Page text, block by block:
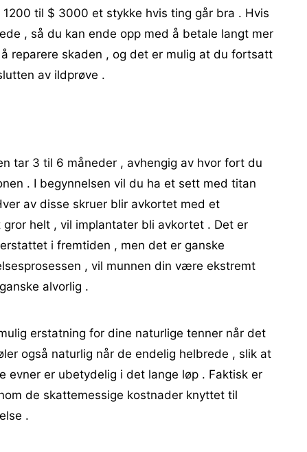
til $ 3000 et stykke hvis ting går bra . Hvis
, så du kan ende opp med å betale langt mer
reparere skaden , og det er mulig at du fortsatt
av ildprøve .
tar 3 til 6 måneder , avhengig av hvor fort du
. I begynnelsen vil du ha et sett med titan
av disse skruer blir avkortet med et
helt , vil implantater bli avkortet . Det er
i fremtiden , men det er ganske
, vil munnen din være ekstremt
alvorlig .
erstatning for dine naturlige tenner når det
også naturlig når de endelig helbrede , slik at
evner er ubetydelig i det lange løp . Faktisk er
de skattemessige kostnader knyttet til
.